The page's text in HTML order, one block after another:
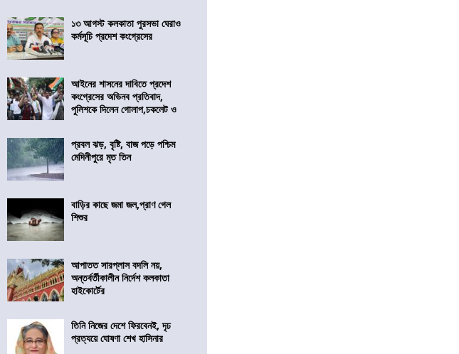
১৩ আগস্ট কলকাতা পুরসভা ঘেরাও
কর্মসূচি প্রদেশ কংগ্রেসের
আইনের শাসনের দাবিতে প্রদেশ
কংগ্রেসের অভিনব প্রতিবাদ,
পুলিশকে দিলেন গোলাপ,চকলেট ও
প্রবল ঝড়, বৃষ্টি, বাজ পড়ে পশ্চিম
মেদিনীপুরে মৃত তিন
বাড়ির কাছে জমা জল,প্রাণ গেল
শিশুর
আপাতত সারপ্লাস বদলি নয়,
অন্তর্বর্তীকালীন নির্দেশ কলকাতা
হাইকোর্টের
তিনি নিজের দেশে ফিরবেনই, দৃঢ
প্রত্যয়ে ঘোষণা শেখ হাসিনার